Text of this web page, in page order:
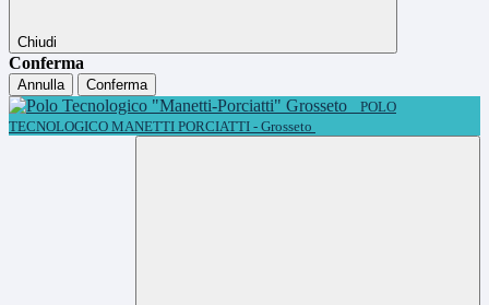
Chiudi
Conferma
Annulla
Conferma
POLO
TECNOLOGICO MANETTI PORCIATTI - Grosseto